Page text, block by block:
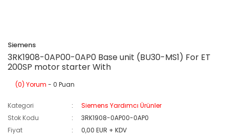
Siemens
3RK1908-0AP00-0AP0 Base unit (BU30-MS1) For ET
200SP motor starter With
(0) Yorum - 0 Puan
Kategori
Siemens Yardımcı Ürünler
Stok Kodu
3RK1908-0AP00-0AP0
Fiyat
0,00 EUR + KDV